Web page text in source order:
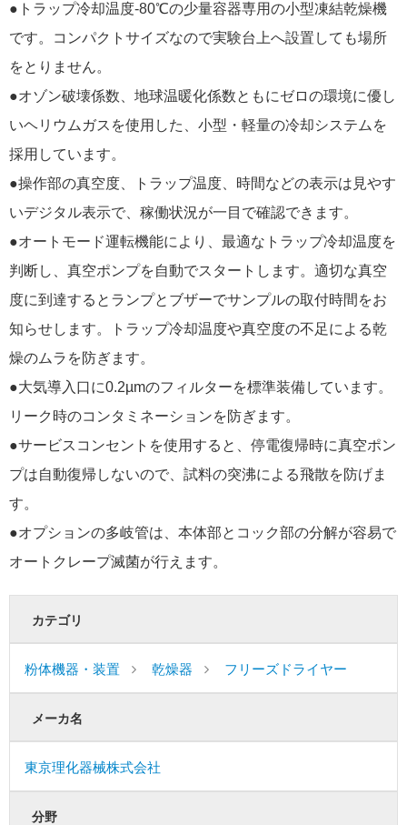
●トラップ冷却温度-80℃の少量容器専用の小型凍結乾燥機
です。コンパクトサイズなので実験台上へ設置しても場所
をとりません。
●オゾン破壊係数、地球温暖化係数ともにゼロの環境に優し
いヘリウムガスを使用した、小型・軽量の冷却システムを
採用しています。
●操作部の真空度、トラップ温度、時間などの表示は見やす
いデジタル表示で、稼働状況が一目で確認できます。
●オートモード運転機能により、最適なトラップ冷却温度を
判断し、真空ポンプを自動でスタートします。適切な真空
度に到達するとランプとブザーでサンプルの取付時間をお
知らせします。トラップ冷却温度や真空度の不足による乾
燥のムラを防ぎます。
●大気導入口に0.2µmのフィルターを標準装備しています。
リーク時のコンタミネーションを防ぎます。
●サービスコンセントを使用すると、停電復帰時に真空ポン
プは自動復帰しないので、試料の突沸による飛散を防げま
す。
●オプションの多岐管は、本体部とコック部の分解が容易で
オートクレープ滅菌が行えます。
カテゴリ
粉体機器・装置 乾燥器 フリーズドライヤー
メーカ名
東京理化器械株式会社
分野